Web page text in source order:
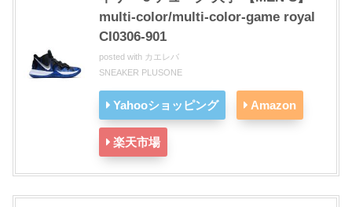
multi-color/multi-color-game royal
CI0306-901
posted with カエレバ
SNEAKER PLUSONE
Yahooショッピング Amazon
楽天市場